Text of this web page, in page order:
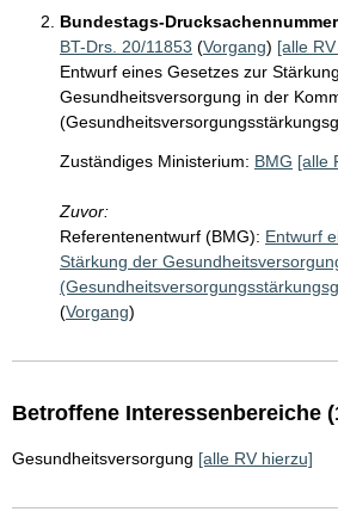
Bundestags-
BT-Drs. 20/11853 (Vorgang) [alle
Entwurf eines Gesetzes zur
Gesundheitsversorgung in der
Zuständiges Ministerium: BMG [alle
Zuvor:
Referentenentwurf (BMG): Entwurf
Stärkung der
(Vorgang)
Betroffene Interessenbereiche
Gesundheitsversorgung [alle RV hierzu]